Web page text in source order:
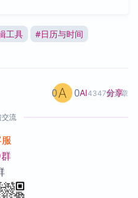
工具 #日历与时间
AI4347篇文章
0 0 分享
交流